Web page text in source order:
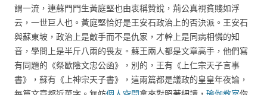
謂一流，連蘇門門生黃庭堅也由衷稱贊說，荊公真視貧賤如浮
云，一世巨人也。黃庭堅恰好是王安石政治上的否決派。王安石
與蘇東坡，政治上是敵手而不是仇家，才幹上是同病相憐的知
音，學問上是半斤八兩的畏友。蘇王兩人都是文章高手，他們寫
有同題的《祭歐陰文忠公函》，別的，王有《上仁宗天子言事
書》，蘇有《上神宗天子書》，這兩篇都是議政的皇皇年夜論，